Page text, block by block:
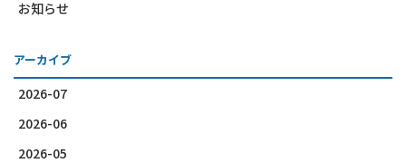
お知らせ
アーカイブ
2026-07
2026-06
2026-05